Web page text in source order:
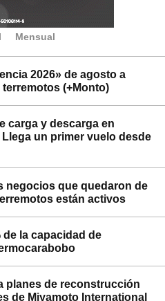
Mensual
2026» de agosto a
(+Monto)
carga y descarga en
un primer vuelo desde
negocios que quedaron de
están activos
de la capacidad de
planes de reconstrucción
de Miyamoto International